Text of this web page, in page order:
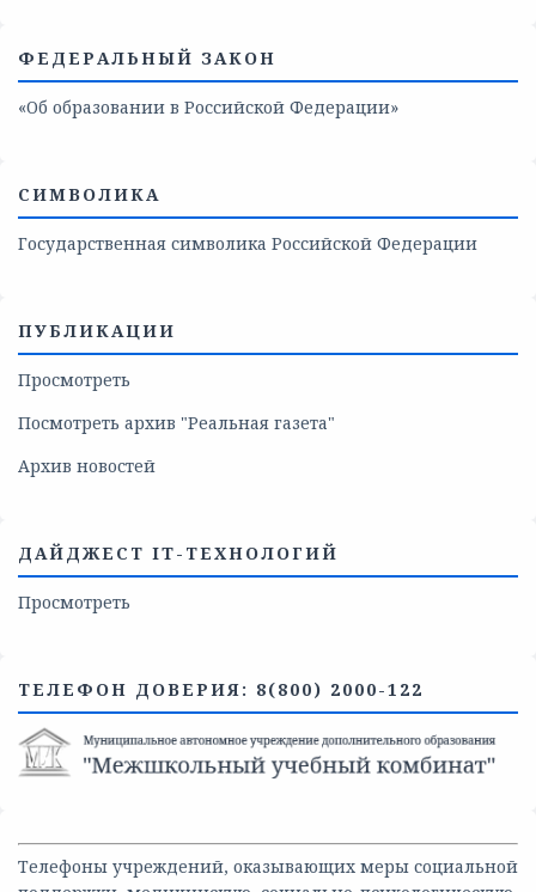
ФЕДЕРАЛЬНЫЙ ЗАКОН
«Об образовании в Российской Федерации»
СИМВОЛИКА
Государственная символика Российской Федерации
ПУБЛИКАЦИИ
Просмотреть
Посмотреть архив "Реальная газета"
Архив новостей
ДАЙДЖЕСТ IT-ТЕХНОЛОГИЙ
Просмотреть
ТЕЛЕФОН ДОВЕРИЯ: 8(800) 2000-122